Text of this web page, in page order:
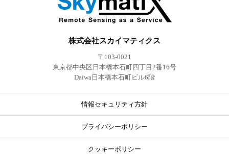
株式会社スカイマティクス
〒103-0021
東京都中央区日本橋本石町四丁目2番16号
Daiwa日本橋本石町ビル6階
情報セキュリティ方針
プライバシーポリシー
クッキーポリシー